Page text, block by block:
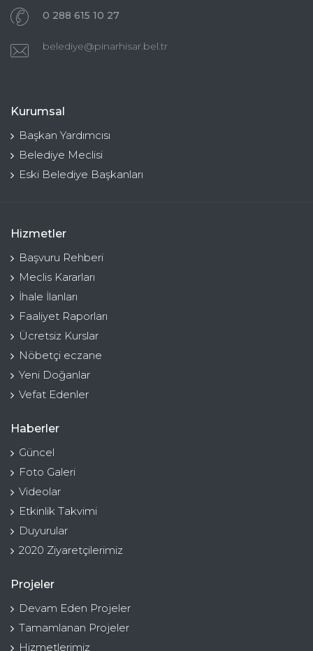
0 288 615 10 27
belediye@pinarhisar.bel.tr
Kurumsal
Başkan Yardımcısı
Belediye Meclisi
Eski Belediye Başkanları
Hizmetler
Başvuru Rehberi
Meclis Kararları
İhale İlanları
Faaliyet Raporları
Ücretsiz Kurslar
Nöbetçi eczane
Yeni Doğanlar
Vefat Edenler
Haberler
Güncel
Foto Galeri
Videolar
Etkinlik Takvimi
Duyurular
2020 Ziyaretçilerimiz
Projeler
Devam Eden Projeler
Tamamlanan Projeler
Hizmetlerimiz